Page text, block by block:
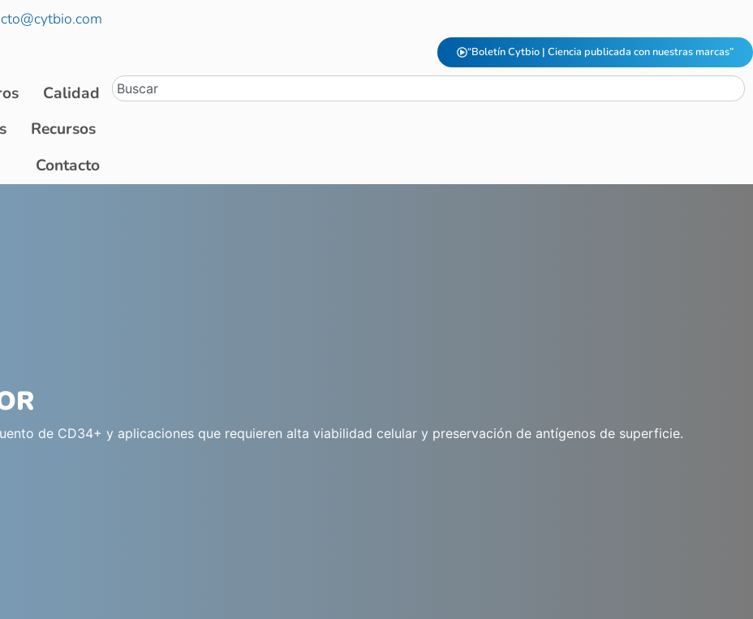
“Boletín Cytbio | Ciencia publicada con nuestras marcas”
Calidad
Recursos
Contacto
de CD34+ y aplicaciones que requieren alta viabilidad celular y preservación de antígenos de superficie.